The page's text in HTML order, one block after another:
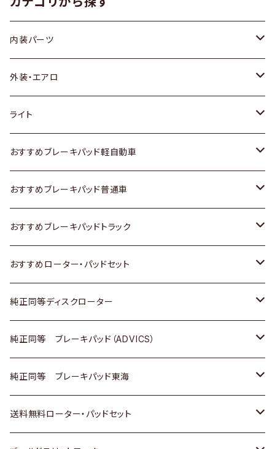
内装パーツ
トヨタ
ホンダ
スズキ
日産
いすゞ
ダイハツ
マツダ
三菱
スバル
日野
外装・エアロ
トヨタ
ホンダ
スズキ
日産
いすゞ
ダイハツ
マツダ
三菱
日野
ライト
トヨタ
スズキ
日産
いすゞ
ダイハツ
三菱
日野
三菱ふそう
おすすめブレーキパッド軽自動車
トヨタ
ホンダ
スズキ
日産
ダイハツ
マツダ
三菱
おすすめブレーキパッド普通車
トヨタ
ホンダ
スズキ
日産
いすゞ
ダイハツ
おすすめブレーキパッドトラック
トヨタ
日産
いすゞ
ダイハツ
マツダ
おすすめローター・パッドセット
トヨタ
ホンダ
スズキ
日産
純正同等ディスクローター
トヨタ
ホンダ
スズキ
純正同等 ブレーキパッド（ADVICS）
トヨタ
ホンダ
純正同等 ブレーキパッド東海
トヨタ
送料無料ローター・パッドセット